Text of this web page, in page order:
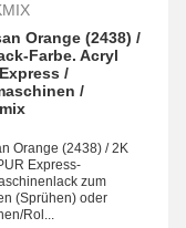
Orange (2438) /
Farbe. Acryl
/
/
Orange (2438) / 2K
Express-
zum
(Sprühen) oder
Rol...